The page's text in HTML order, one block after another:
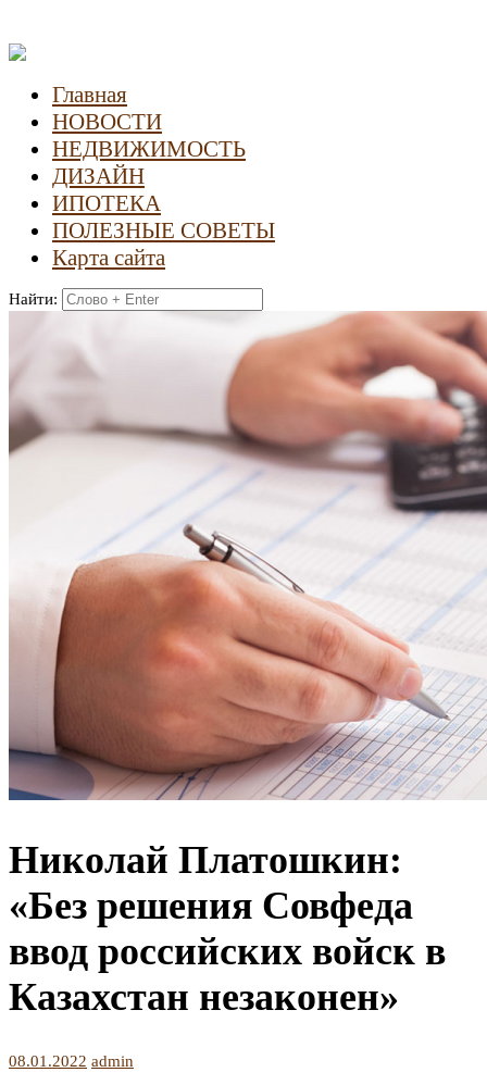
Главная
НОВОСТИ
НЕДВИЖИМОСТЬ
ДИЗАЙН
ИПОТЕКА
ПОЛЕЗНЫЕ СОВЕТЫ
Карта сайта
Найти:
Николай Платошкин:
«Без решения Совфеда
ввод российских войск в
Казахстан незаконен»
08.01.2022 admin